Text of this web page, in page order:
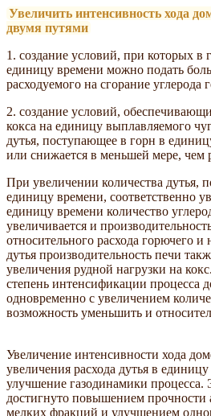
Увеличить интенсивность хода
двумя путями
1. создание условий, при которых в
единицу времени можно подать
расходуемого на сгорание углерода
2. создание условий,
кокса на единицу выплавляемого
дутья, поступающее в горн в
или снижается в меньшей мере, чем
При увеличении количества дутья,
единицу времени, соответственно
единицу времени количество
увеличивается и
относительного расхода горючего и
дутья производительность печи
увеличения рудной нагрузки на
степень интенсификации процесса
одновременно с увеличением
возможность уменьшить и
Увеличение интенсивности хода
увеличения расхода дутья в
улучшение газодинамики процесса.
достигнуто повышением прочности
мелких фракций и улучшением